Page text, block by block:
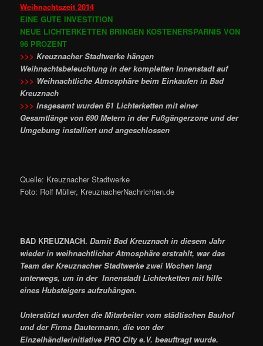
Weihnachtszeit 2014
EINE GUTE INVESTITION
NEUE LICHTERKETTEN BRINGEN KOSTENERSPARNIS VON
96 PROZENT
>>> Kreuznacher Stadtwerke hängen
Weihnachtsbeleuchtung in der kompletten Innenstadt auf
>>> Weihnachtliche Atmosphäre beim Einkaufen in Bad
Kreuznach
>>> Insgesamt wurden 61 Lichterketten mit einer
Gesamtlänge von 690 Metern in der Fußgängerzone und der
Umgebung installiert und angeschlossen
Quelle: Kreuznacher Stadtwerke
Foto: Rolf Müller, KreuznacherNachrichten.de
BAD KREUZNACH. Damit Bad Kreuznach in diesem Jahr
wieder in weihnachtlicher Atmosphäre erstrahlt, war das
Team der Kreuznacher Stadtwerke zwei Wochen lang
unterwegs, um in der Innenstadt Lichterketten mit hilfe
eines Hubsteigers aufzuhängen.
Unterstützt wurden die Mitarbeiter vom städtischen Bauhof
und der Firma Dautermann, die von der
Einzelhändlerinitiative PRO City e.V. beauftragt wurde.